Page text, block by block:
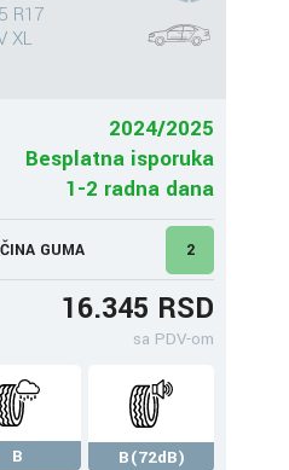
R17
XL
2024/2025
Besplatna isporuka
1-2 radna dana
GUMA 2
16.345 RSD
sa PDV-om
B
B(72dB)